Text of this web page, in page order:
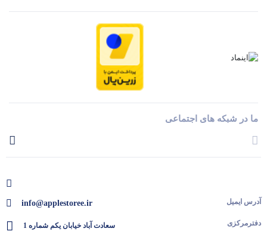
ما در شبکه های اجتماعی
آدرس ایمیل
دفترمرکزی
info@applestoree.ir
سعادت آباد خیابان یکم شماره 1